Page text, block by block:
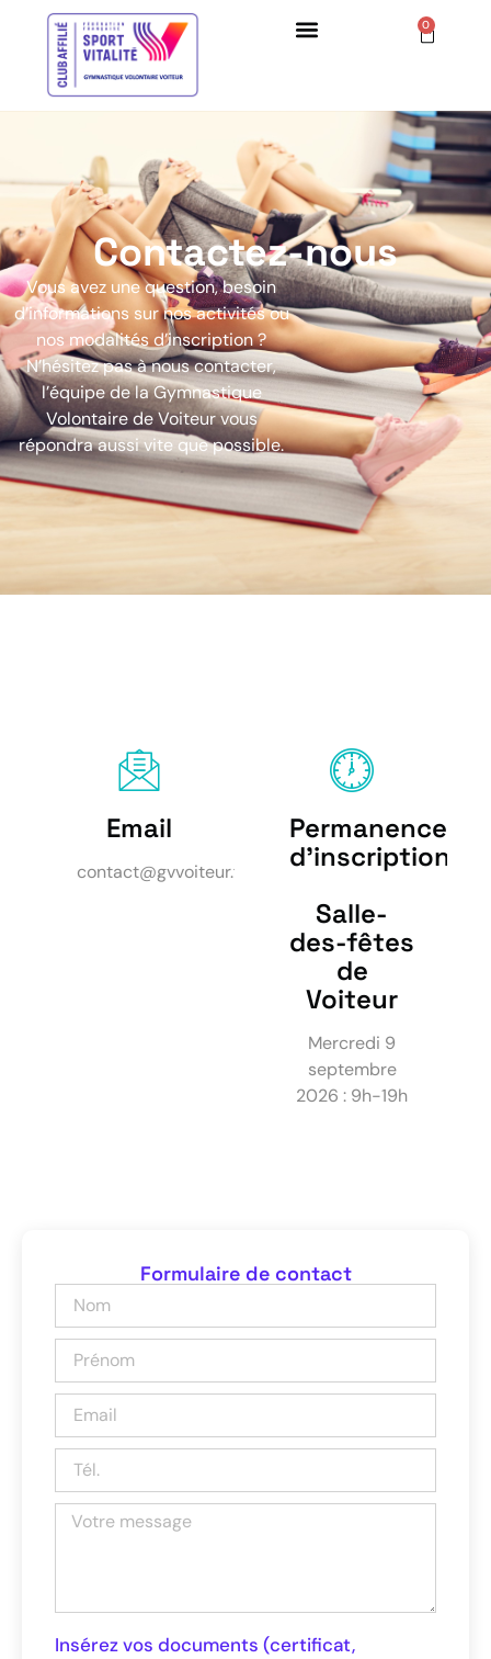
0
Contactez-nous
Vous avez une question, besoin
d’informations sur nos activités ou
nos modalités d’inscription ?
N’hésitez pas à nous contacter,
l’équipe de la Gymnastique
Volontaire de Voiteur vous
répondra aussi vite que possible.
Email
contact@gvvoiteur.fr
Permanence
d'inscription
Salle-
des-fêtes
de
Voiteur
Mercredi 9
septembre
2026 : 9h-19h
Formulaire de contact
Insérez vos documents (certificat,